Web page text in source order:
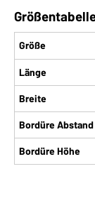
Größe
Länge
Breite
Bordüre Abstand
Bordüre Höhe